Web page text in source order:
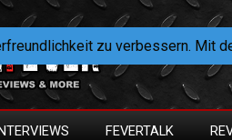
FEVERTALK
zu verbessern. Mit